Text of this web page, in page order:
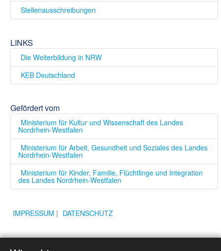
Stellenausschreibungen
LINKS
Die Weiterbildung in NRW
KEB Deutschland
Gefördert vom
Ministerium für Kultur und Wissenschaft des Landes
Nordrhein-Westfalen
Ministerium für Arbeit, Gesundheit und Soziales des Landes
Nordrhein-Westfalen
Ministerium für Kinder, Familie, Flüchtlinge und Integration
des Landes Nordrhein-Westfalen
IMPRESSUM | DATENSCHUTZ